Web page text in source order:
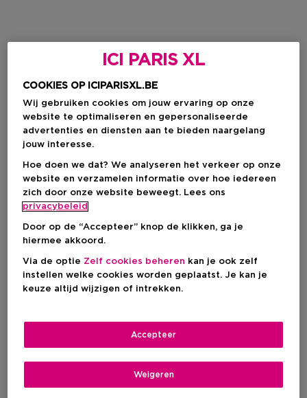
ICI PARIS XL
COOKIES OP ICIPARISXL.BE
Wij gebruiken cookies om jouw ervaring op onze
website te optimaliseren en gepersonaliseerde
advertenties en diensten aan te bieden naargelang
jouw interesse.
Hoe doen we dat? We analyseren het verkeer op onze
website en verzamelen informatie over hoe iedereen
zich door onze website beweegt. Lees ons
privacybeleid
Door op de “Accepteer” knop de klikken, ga je
hiermee akkoord.
Via de optie Zelf cookies beheren kan je ook zelf
instellen welke cookies worden geplaatst. Je kan je
keuze altijd wijzigen of intrekken.
Weigeren
Accepteer